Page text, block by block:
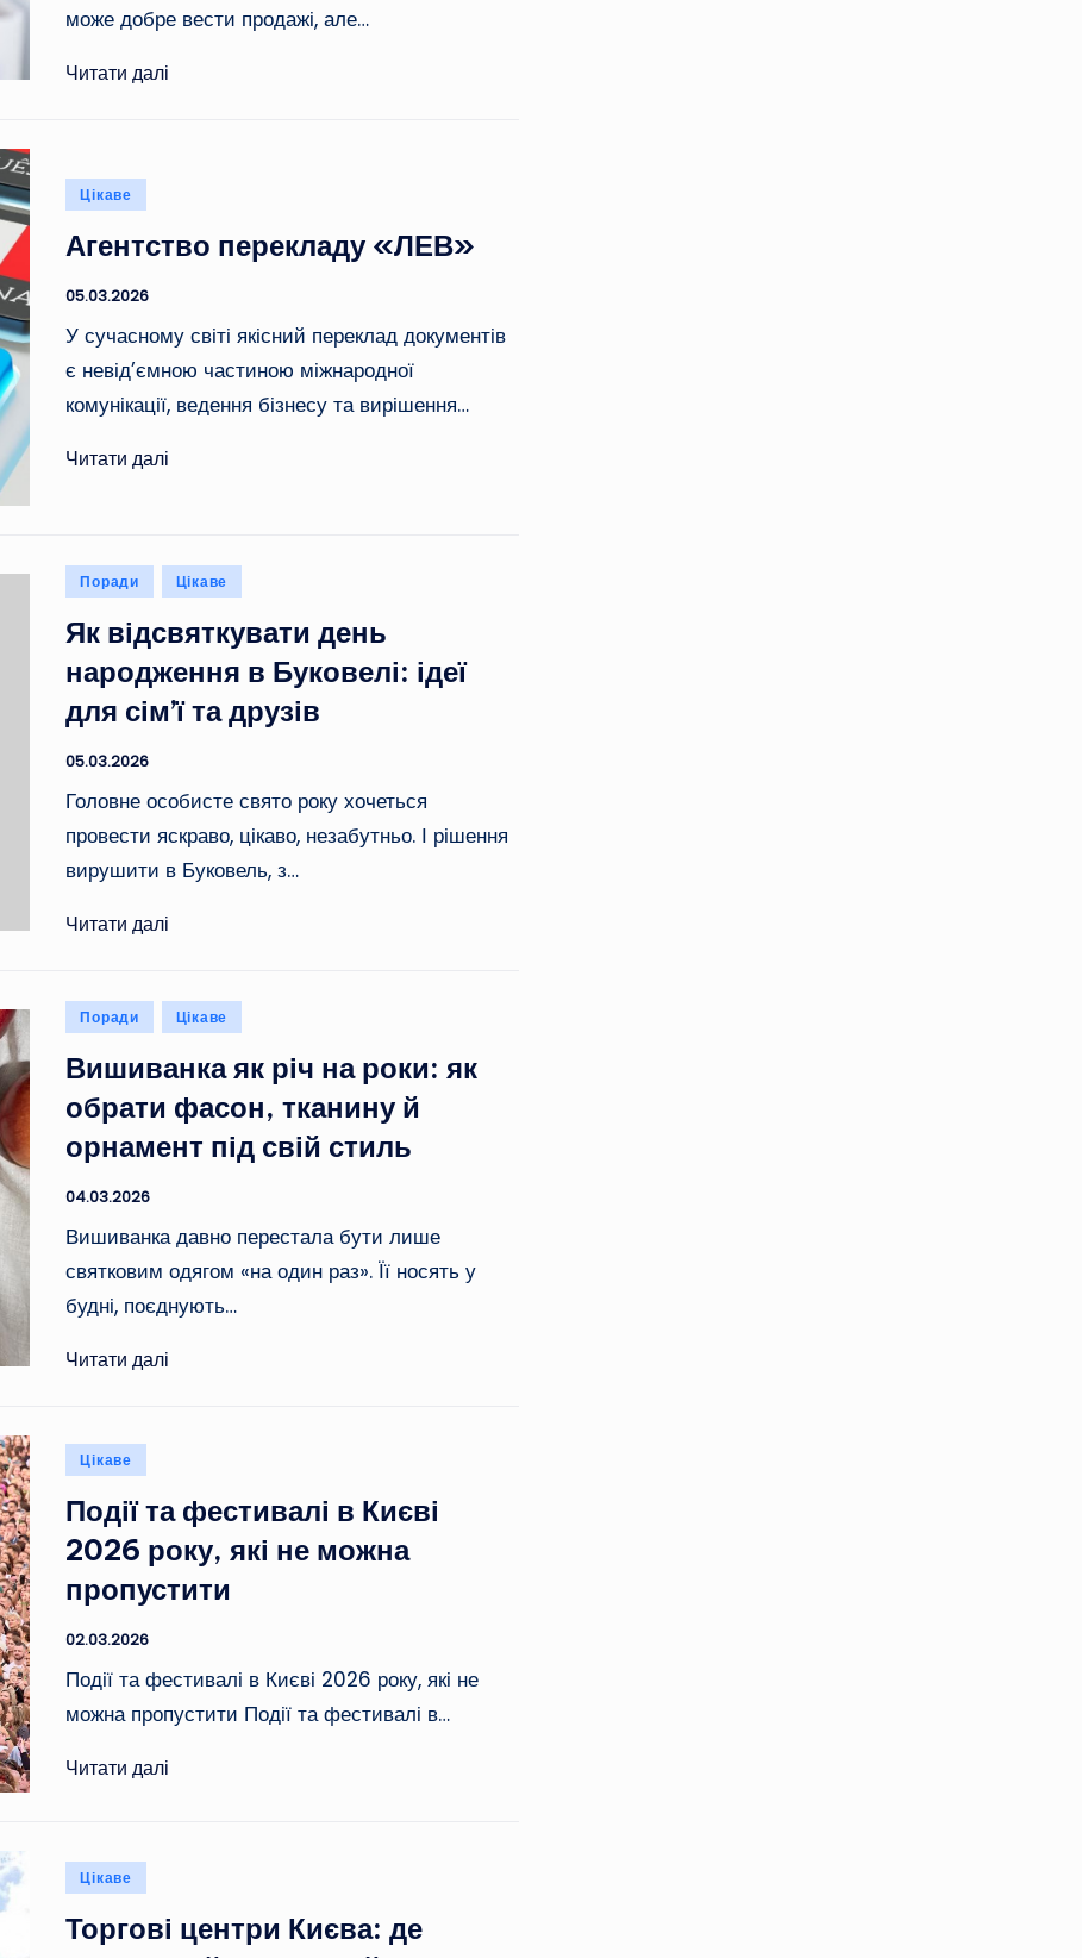
може добре вести продажі, але…
Читати далі
Опубліковано
Цікаве
Агентство перекладу «ЛЕВ»
05.03.2026
У сучасному світі якісний переклад документів
є невід’ємною частиною міжнародної
комунікації, ведення бізнесу та вирішення…
Читати далі
Опубліковано
Поради Цікаве
Як відсвяткувати день
народження в Буковелі: ідеї
для сім’ї та друзів
05.03.2026
Головне особисте свято року хочеться
провести яскраво, цікаво, незабутньо. І рішення
вирушити в Буковель, з…
Читати далі
Опубліковано
Поради Цікаве
Вишиванка як річ на роки: як
обрати фасон, тканину й
орнамент під свій стиль
04.03.2026
Вишиванка давно перестала бути лише
святковим одягом «на один раз». Її носять у
будні, поєднують…
Читати далі
Опубліковано
Цікаве
Події та фестивалі в Києві
2026 року, які не можна
пропустити
02.03.2026
Події та фестивалі в Києві 2026 року, які не
можна пропустити Події та фестивалі в…
Читати далі
Опубліковано
Цікаве
Торгові центри Києва: де